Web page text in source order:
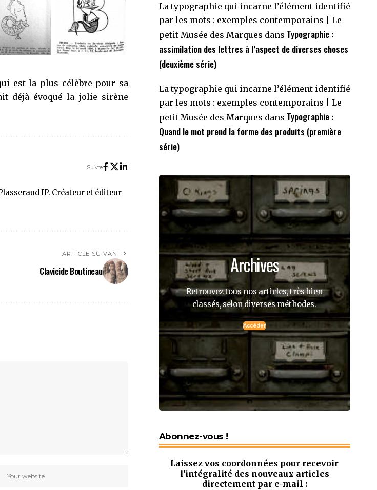
est la plus célèbre pour sa
déjà évoqué la jolie sirène
Suivre
IP. Créateur et éditeur
ARTICLE SUIVANT
Clavicide Boutineau
La typographie qui incarne l’élément identifié
par les mots : exemples contemporains | Le
petit Musée des Marques dans Typographie :
assimilation des lettres à l’aspect de diverses choses
(deuxième série)
La typographie qui incarne l’élément identifié
par les mots : exemples contemporains | Le
petit Musée des Marques dans Typographie :
Quand le mot prend la forme des produits (première
série)
Archives
Retrouvez tous nos articles, très bien
classés, selon diverses méthodes.
Accéder
Abonnez-vous !
Laissez vos coordonnées pour recevoir
l'intégralité des nouveaux articles
directement par e-mail :